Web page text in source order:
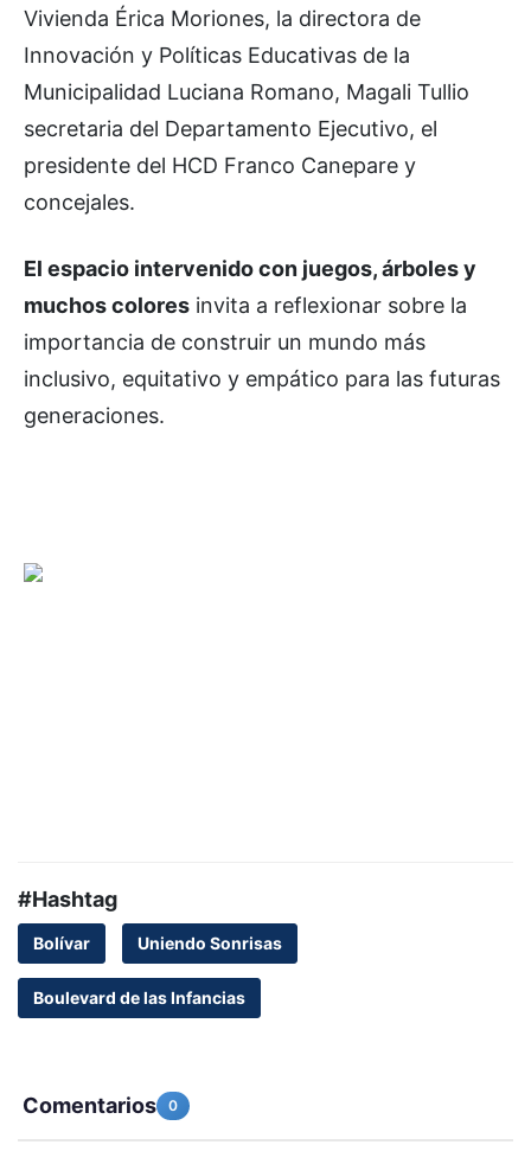
Vivienda Érica Moriones, la directora de
Innovación y Políticas Educativas de la
Municipalidad Luciana Romano, Magali Tullio
secretaria del Departamento Ejecutivo, el
presidente del HCD Franco Canepare y
concejales.
El espacio intervenido con juegos, árboles y
muchos colores invita a reflexionar sobre la
importancia de construir un mundo más
inclusivo, equitativo y empático para las futuras
generaciones.
#Hashtag
Bolívar Uniendo Sonrisas
Boulevard de las Infancias
Comentarios 0